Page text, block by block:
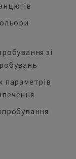
зі
параметрів